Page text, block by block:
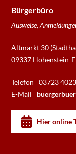
Bürgerbüro
Ausweise,
Altmarkt 30
09337 Hohenstein-
Telefon
03723
E-Mail
Hier online